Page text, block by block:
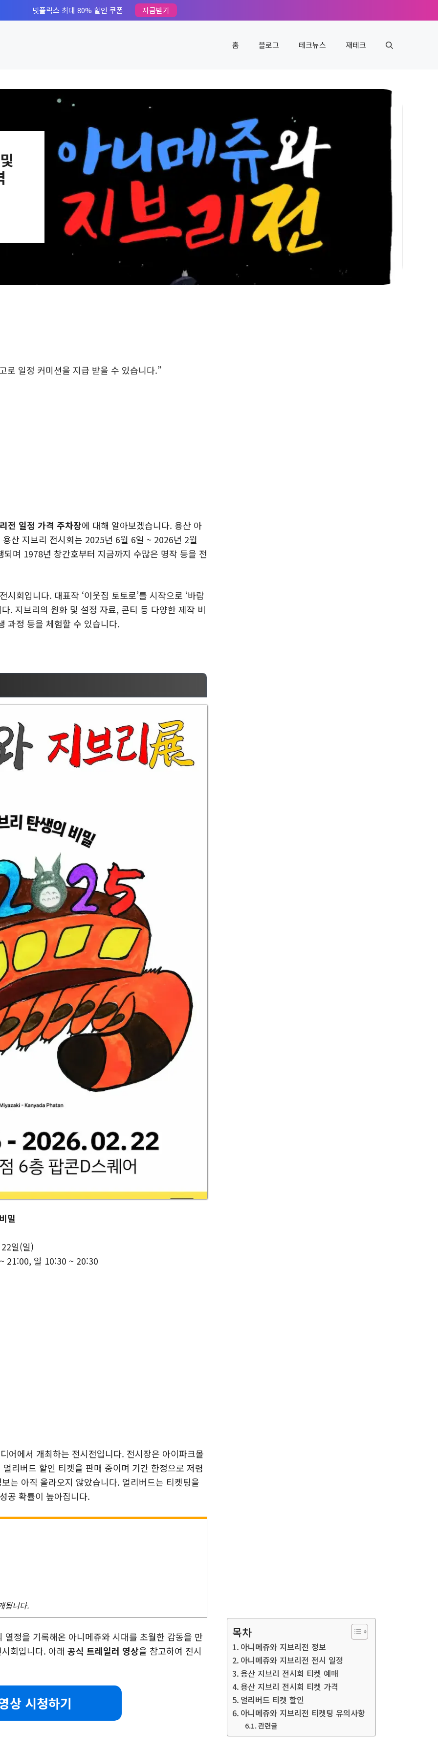
넷플릭스 최대 80% 할인 쿠폰 지금받기
홈 블로그 테크뉴스 재테크
로 일정 커미션을 지급 받을 수 있습니다.”
전 일정 가격 주차장에 대해 알아보겠습니다. 용산 아
산 지브리 전시회는 2025년 6월 6일 ~ 2026년 2월
며 1978년 창간호부터 지금까지 수많은 명작 등을 전
회입니다. 대표작 ‘이웃집 토토로’를 시작으로 ‘바람
. 지브리의 원화 및 설정 자료, 콘티 등 다양한 제작 비
과정 등을 체험할 수 있습니다.
밀
일(일)
21:00, 일 10:30 ~ 20:30
어에서 개최하는 전시전입니다. 전시장은 아이파크몰
리버드 할인 티켓을 판매 중이며 기간 한정으로 저렴
는 아직 올라오지 않았습니다. 얼리버드는 티켓팅을
공 확률이 높아집니다.
됩니다.
정을 기록해온 아니메쥬와 시대를 초월한 감동을 만
회입니다. 아래 공식 트레일러 영상을 참고하여 전시
상 시청하기
목차
아니메쥬와 지브리전 정보
아니메쥬와 지브리전 전시 일정
용산 지브리 전시회 티켓 예매
용산 지브리 전시회 티켓 가격
얼리버드 티켓 할인
아니메쥬와 지브리전 티켓팅 유의사항
관련글